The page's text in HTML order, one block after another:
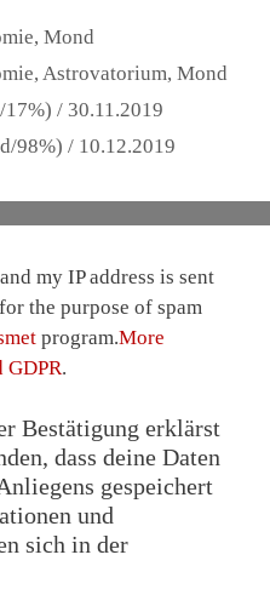
,Mond
, Astrovatorium,Mond
/ 30.11.2019
98%) / 10.12.2019
my IP address is sent
the purpose of spam
program.More
.
Bestätigung erklärst
dass deine Daten
gespeichert
und
sich in der